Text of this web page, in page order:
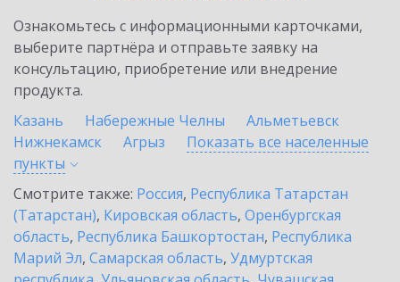
Ознакомьтесь с информационными карточками,
выберите партнёра и отправьте заявку на
консультацию, приобретение или внедрение
продукта.
Казань
Набережные Челны
Альметьевск
Нижнекамск
Агрыз
Показать все населенные
пункты
Смотрите также: Россия, Республика Татарстан
(Татарстан), Кировская область, Оренбургская
область, Республика Башкортостан, Республика
Марий Эл, Самарская область, Удмуртская